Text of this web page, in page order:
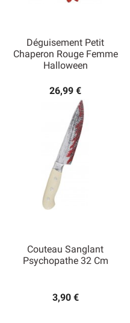
Déguisement Petit
Chaperon Rouge Femme
Halloween
26,99 €
Couteau Sanglant
Psychopathe 32 Cm
3,90 €